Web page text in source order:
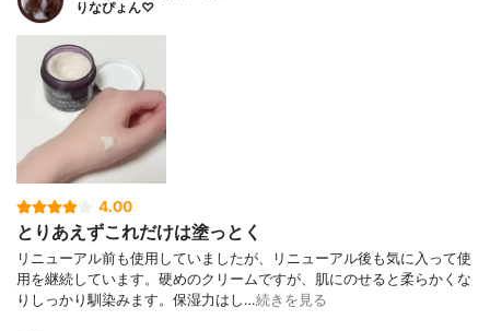
りなぴょん♡
4.00
とりあえずこれだけは塗っとく
リニューアル前も使用していましたが、リニューアル後も気に入って使
用を継続しています。硬めのクリームですが、肌にのせると柔らかくな
りしっかり馴染みます。保湿力はし…続きを見る